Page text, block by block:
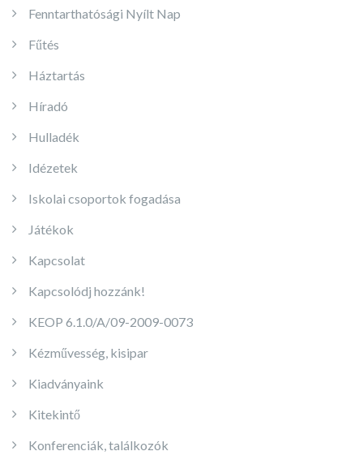
Fenntarthatósági Nyílt Nap
Fűtés
Háztartás
Híradó
Hulladék
Idézetek
Iskolai csoportok fogadása
Játékok
Kapcsolat
Kapcsolódj hozzánk!
KEOP 6.1.0/A/09-2009-0073
Kézművesség, kisipar
Kiadványaink
Kitekintő
Konferenciák, találkozók